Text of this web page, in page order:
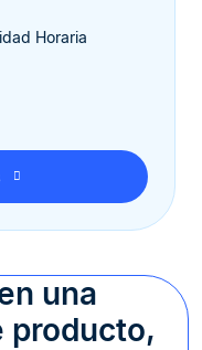
Horaria
una
producto,